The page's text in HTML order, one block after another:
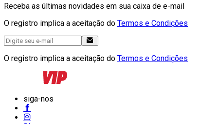
Receba as últimas novidades em sua caixa de e-mail
O registro implica a aceitação do Termos e Condições
O registro implica a aceitação do Termos e Condições
siga-nos